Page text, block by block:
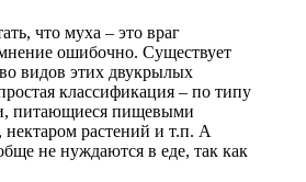
что муха – это враг
ошибочно. Существует
видов этих двукрылых
классификация – по типу
питающиеся пищевыми
нектаром растений и т.п. А
не нуждаются в еде, так как